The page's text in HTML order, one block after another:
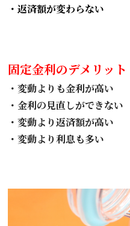
・返済額が変わらない
固定金利のデメリット
・変動よりも金利が高い
・金利の見直しができない
・変動より返済額が高い
・変動より利息も多い